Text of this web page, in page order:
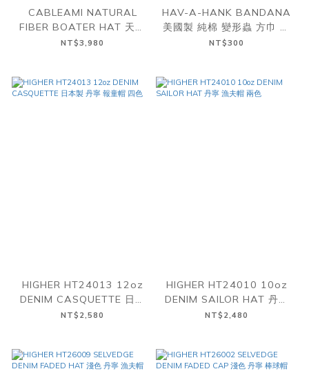
CABLEAMI NATURAL
FIBER BOATER HAT 天然
草編 平頂 草帽
NT$3,980
HAV-A-HANK BANDANA
美國製 純棉 變形蟲 方巾 領
巾 多色
NT$300
HIGHER HT24013 12oz
DENIM CASQUETTE 日本
製 丹寧 報童帽 四色
NT$2,580
HIGHER HT24010 10oz
DENIM SAILOR HAT 丹寧
漁夫帽 兩色
NT$2,480